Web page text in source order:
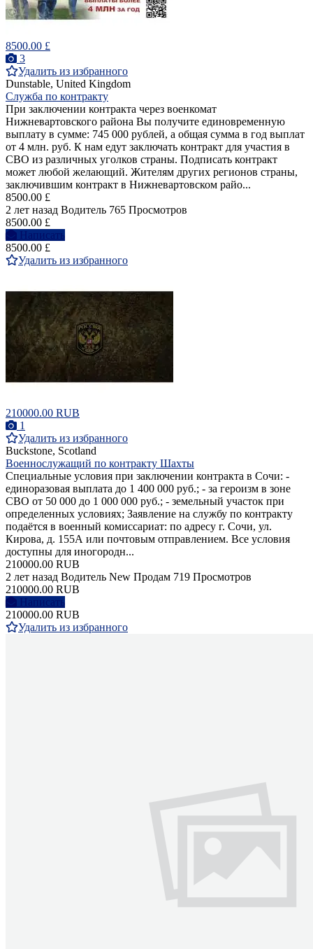
8500.00 £
3
Удалить из избранного
Dunstable, United Kingdom
Служба по контракту
При заключении контракта через военкомат
Нижневартовского района Вы получите единовременную
выплату в сумме: 745 000 рублей, а общая сумма в год выплат
от 4 млн. руб. К нам едут заключать контракт для участия в
СВО из различных уголков страны. Подписать контракт
может любой желающий. Жителям других регионов страны,
заключившим контракт в Нижневартовском райо...
8500.00 £
2 лет назад Водитель 765 Просмотров
8500.00 £
Написать
8500.00 £
Удалить из избранного
210000.00 RUB
1
Удалить из избранного
Buckstone, Scotland
Военнослужащий по контракту Шахты
Специальные условия при заключении контракта в Сочи: -
единоразовая выплата до 1 400 000 руб.; - за героизм в зоне
СВО от 50 000 до 1 000 000 руб.; - земельный участок при
определенных условиях; Заявление на службу по контракту
подаётся в военный комиссариат: по адресу г. Сочи, ул.
Кирова, д. 155А или почтовым отправлением. Все условия
доступны для иногородн...
210000.00 RUB
2 лет назад Водитель New Продам 719 Просмотров
210000.00 RUB
Написать
210000.00 RUB
Удалить из избранного